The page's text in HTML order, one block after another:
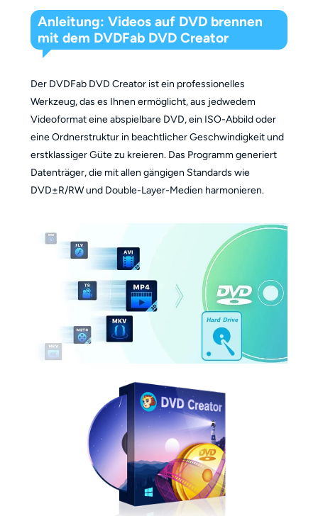
Anleitung: Videos auf DVD brennen
mit dem DVDFab DVD Creator
Der DVDFab DVD Creator ist ein professionelles
Werkzeug, das es Ihnen ermöglicht, aus jedwedem
Videoformat eine abspielbare DVD, ein ISO-Abbild oder
eine Ordnerstruktur in beachtlicher Geschwindigkeit und
erstklassiger Güte zu kreieren. Das Programm generiert
Datenträger, die mit allen gängigen Standards wie
DVD±R/RW und Double-Layer-Medien harmonieren.